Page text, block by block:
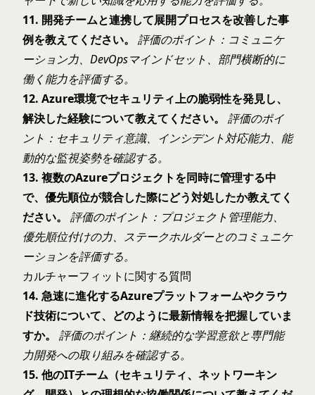
11. 開発チームと連携して展開プロセスを改善した事
例を教えてください。
評価のポイント：コミュニケ
ーション力、DevOpsマインドセット、部門横断的に
働く能力を評価する。
12. Azure環境でセキュリティ上の脆弱性を発見し、
解決した経験について教えてください。
評価のポイ
ント：セキュリティ意識、インシデント対応能力、能
動的な監視姿勢を確認する。
13. 複数のAzureプロジェクトを同時に管理する中
で、優先順位が競合した際にどう対処したか教えてく
ださい。
評価のポイント：プロジェクト管理能力、
優先順位付けの力、ステークホルダーとのコミュニケ
ーションを評価する。
カルチャーフィットに関する質問
14. 急速に進化するAzureプラットフォームやクラウ
ド技術について、どのように最新情報を把握していま
すか。
評価のポイント：継続的な学習意欲と専門能
力開発への取り組みを確認する。
15. 他のITチーム（セキュリティ、ネットワーキン